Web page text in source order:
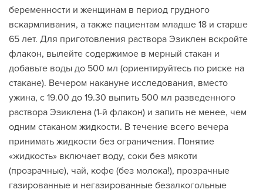
беременности и женщинам в период грудного
вскармливания, а также пациентам младше 18 и старше
65 лет. Для приготовления раствора Эзиклен вскройте
флакон, вылейте содержимое в мерный стакан и
добавьте воды до 500 мл (ориентируйтесь по риске на
стакане). Вечером накануне исследования, вместо
ужина, с 19.00 до 19.30 выпить 500 мл разведенного
раствора Эзиклена (1-й флакон) и запить не менее, чем
одним стаканом жидкости. В течение всего вечера
принимать жидкости без ограничения. Понятие
«жидкость» включает воду, соки без мякоти
(прозрачные), чай, кофе (без молока!), прозрачные
газированные и негазированные безалкогольные